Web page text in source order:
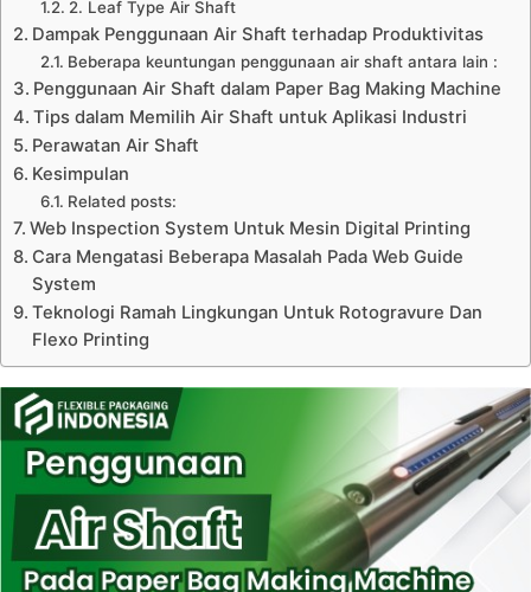
2. Leaf Type Air Shaft
Dampak Penggunaan Air Shaft terhadap Produktivitas
Beberapa keuntungan penggunaan air shaft antara lain :
Penggunaan Air Shaft dalam Paper Bag Making Machine
Tips dalam Memilih Air Shaft untuk Aplikasi Industri
Perawatan Air Shaft
Kesimpulan
Related posts:
Web Inspection System Untuk Mesin Digital Printing
Cara Mengatasi Beberapa Masalah Pada Web Guide
System
Teknologi Ramah Lingkungan Untuk Rotogravure Dan
Flexo Printing